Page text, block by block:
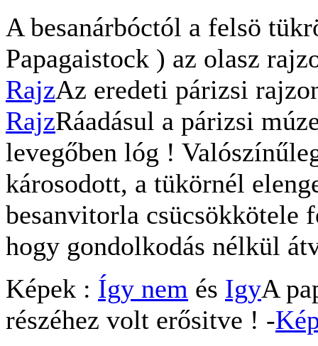
A besanárbóctól a felsö
Papagaistock ) az olasz
RajzAz eredeti párizsi
RajzRáadásul a párizsi
levegőben lóg !
károsodott, a tükörnél
besanvitorla csücsökkötele
hogy gondolkodás nélkül
Képek : Így nem és IgyA
részéhez volt erősitve ! -